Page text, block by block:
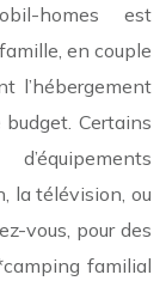
homes est
en couple
l’hébergement
Certains
la télévision, ou
vous, pour des
familial